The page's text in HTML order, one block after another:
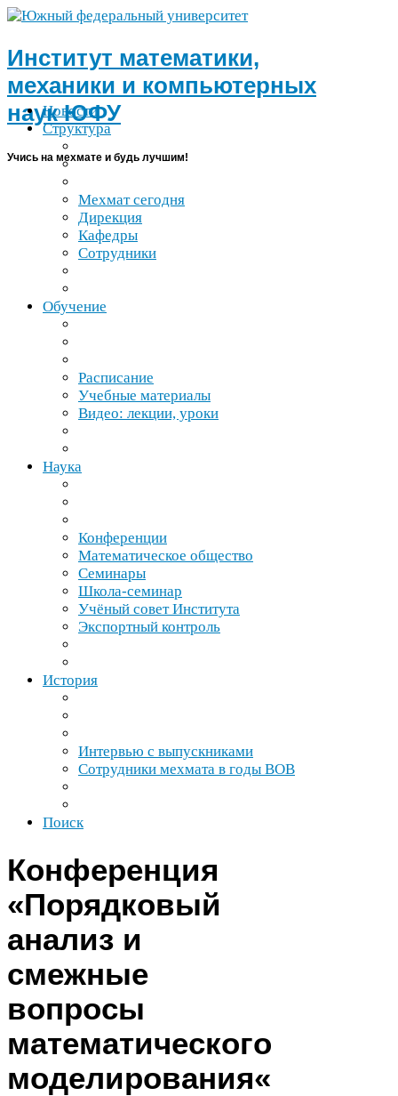
Институт математики,
механики и компьютерных
наукЮФУ
Учись на мехмате и будь лучшим!
Новости
Структура
Мехмат сегодня
Дирекция
Кафедры
Сотрудники
Обучение
Расписание
Учебные материалы
Видео: лекции, уроки
Наука
Конференции
Математическое общество
Семинары
Школа-​семинар
Учёный совет Института
Экспортный контроль
История
Интервью с выпускниками
Сотрудники мехмата в годы ВОВ
Поиск
Конференция
«Порядковый
анализ и
смежные
вопросы
математического
моделирования«